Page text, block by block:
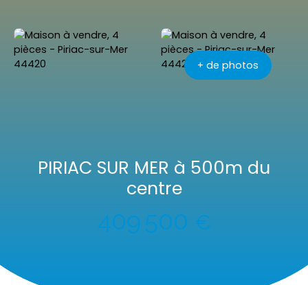
+ de photos
PIRIAC SUR MER à 500m du
centre
409 500 €